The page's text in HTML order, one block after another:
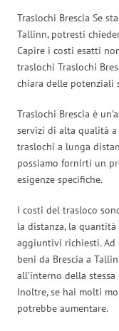
Traslochi Brescia Se
Tallinn, potresti
Capire i costi esatti
traslochi Traslochi
chiara delle potenziali
Traslochi Brescia è
servizi di alta qualità a
traslochi a lunga
possiamo fornirti un
esigenze specifiche.
I costi del trasloco
la distanza, la
aggiuntivi richiesti.
beni da Brescia a
all’interno della
Inoltre, se hai molti
potrebbe aumentare.